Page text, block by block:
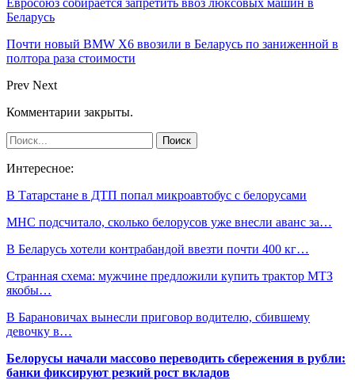
Беларусь
Почти новый BMW X6 ввозили в Беларусь по заниженной в
полтора раза стоимости
Prev Next
Комментарии закрыты.
Интересное:
В Татарстане в ДТП попал микроавтобус с белорусами
МНС подсчитало, сколько белорусов уже внесли аванс за…
В Беларусь хотели контрабандой ввезти почти 400 кг…
Странная схема: мужчине предложили купить трактор МТЗ
якобы…
В Барановичах вынесли приговор водителю, сбившему
девочку в…
Белорусы начали массово переводить сбережения в рубли:
банки фиксируют резкий рост вкладов